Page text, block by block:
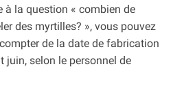
à la question « combien de
des myrtilles? », vous pouvez
de la date de fabrication
juin, selon le personnel de